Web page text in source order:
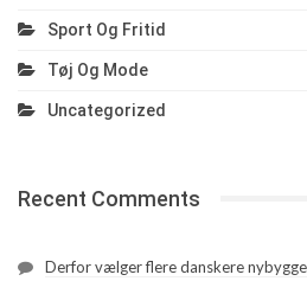
Sport Og Fritid
Tøj Og Mode
Uncategorized
Recent Comments
Derfor vælger flere danskere